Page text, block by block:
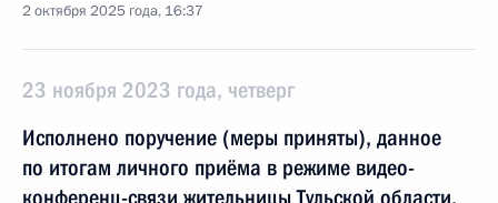
2 октября 2025 года, 16:37
23 ноября 2023 года, четверг
Исполнено поручение (меры приняты), данное
по итогам личного приёма в режиме видео-
конференц-связи жительницы Тульской области,